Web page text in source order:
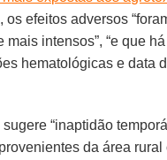
os efeitos adversos
mais intensos”, “e que
hematológicas e data
“inaptidão
da área rural